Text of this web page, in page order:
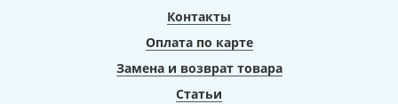
Контакты
Оплата по карте
Замена и возврат товара
Статьи